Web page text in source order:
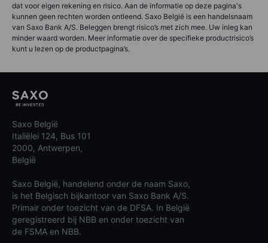
dat voor eigen rekening en risico. Aan de informatie op deze pagina's
kunnen geen rechten worden ontleend. Saxo België is een handelsnaam
van Saxo Bank A/S. Beleggen brengt risico’s met zich mee. Uw inleg kan
minder waard worden. Meer informatie over de specifieke productrisico’s
kunt u lezen op de productpagina’s.
Saxo België
Italiëlei 124, Bus 101
2000, Antwerpen,
België
Saxo België, handelend onder de naam Saxo,
is het Belgisch bijkantoor van Saxo Bank A/S.
Primair onder toezicht van de DFSA. In België
geregistreerd bij NBB en onder toezicht van
de FSMA en NBB.